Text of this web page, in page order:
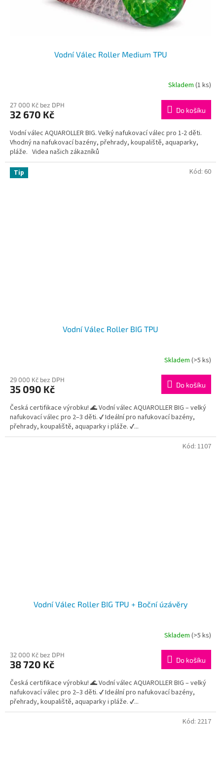
Vodní Válec Roller Medium TPU
Skladem (1 ks)
27 000 Kč bez DPH
32 670 Kč Do košíku
Vodní válec AQUAROLLER BIG. Velký nafukovací válec pro 1-2 děti.
Vhodný na nafukovací bazény, přehrady, koupaliště, aquaparky,
pláže. Videa našich zákazníků
Tip
Vodní Válec Roller BIG TPU
Skladem (>5 ks)
29 000 Kč bez DPH
35 090 Kč Do košíku
Česká certifikace výrobku! 🌊 Vodní válec AQUAROLLER BIG – velký
nafukovací válec pro 2–3 děti. ✔ Ideální pro nafukovací bazény,
přehrady, koupaliště, aquaparky i pláže. ✔...
Kód: 60
Vodní Válec Roller BIG TPU + Boční úzávěry
Skladem (>5 ks)
32 000 Kč bez DPH
38 720 Kč Do košíku
Česká certifikace výrobku! 🌊 Vodní válec AQUAROLLER BIG – velký
nafukovací válec pro 2–3 děti. ✔ Ideální pro nafukovací bazény,
přehrady, koupaliště, aquaparky i pláže. ✔...
Kód: 1107
Kód: 2217